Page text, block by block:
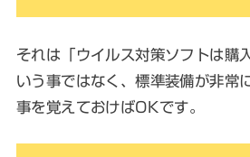
それは「ウイルス対策ソフトは購
いう事ではなく、標準装備が非常
事を覚えておけばOKです。